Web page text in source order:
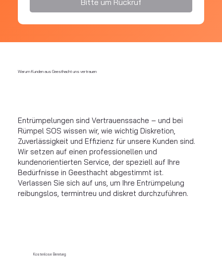
Warum Kunden aus Geesthacht uns vertrauen
Entrümpelungen sind Vertrauenssache – und bei
Rümpel SOS wissen wir, wie wichtig Diskretion,
Zuverlässigkeit und Effizienz für unsere Kunden sind.
Wir setzen auf einen professionellen und
kundenorientierten Service, der speziell auf Ihre
Bedürfnisse in Geesthacht abgestimmt ist.
Verlassen Sie sich auf uns, um Ihre Entrümpelung
reibungslos, termintreu und diskret durchzuführen.
Kostenlose Beratung
Bitte um Rückruf